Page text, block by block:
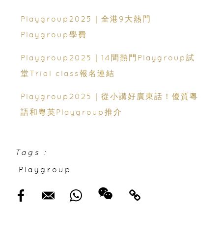
Playgroup2025｜全港9大熱門
Playgroup學費
Playgroup2025｜14間熱門Playgroup試
堂Trial class報名連結
Playgroup2025｜從小講好廣東話！優質粵
語和粵英Playgroup推介
Tags :
Playgroup